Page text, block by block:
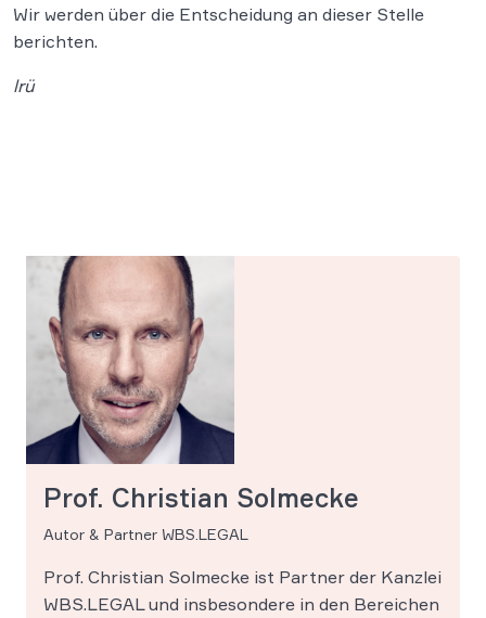
Wir werden über die Entscheidung an dieser Stelle
berichten.
lrü
Prof. Christian Solmecke
Autor & Partner WBS.LEGAL
Prof. Christian Solmecke ist Partner der Kanzlei
WBS.LEGAL und insbesondere in den Bereichen